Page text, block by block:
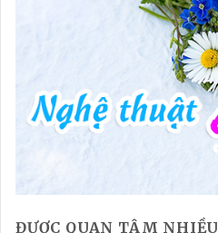
ĐƯỢC QUAN TÂM NHIỀU